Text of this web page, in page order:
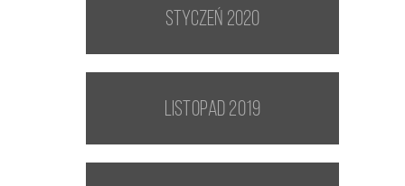
styczeń 2020
listopad 2019